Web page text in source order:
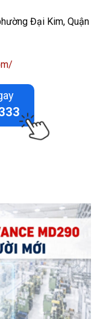
Đại Kim, Quận